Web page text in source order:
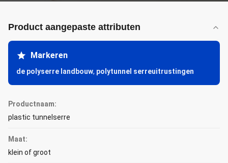
Product aangepaste attributen
Markeren
de polyserre landbouw, polytunnel serreuitrustingen
Productnaam:
plastic tunnelserre
Maat:
klein of groot